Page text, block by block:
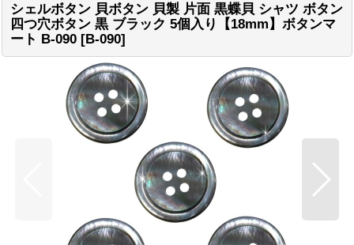
シェルボタン 貝ボタン 貝製 片面 黒蝶貝 シャツ ボタン
四つ穴ボタン 黒 ブラック 5個入り【18mm】ボタンマ
ート B-090 [B-090]